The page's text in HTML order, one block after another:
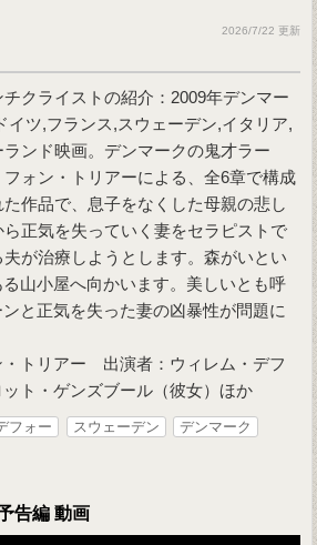
2026/7/22 更新
チクライストの紹介：2009年デンマー
イツ,フランス,スウェーデン,イタリア,
ランド映画。デンマークの鬼才ラー
フォン・トリアーによる、全6章で構成
た作品で、息子をなくした母親の悲し
ら正気を失っていく妻をセラピストで
夫が治療しようとします。森がいとい
山小屋へ向かいます。美しいとも呼
と正気を失った妻の凶暴性が問題に
・トリアー 出演者：ウィレム・デフ
ト・ゲンズブール（彼女）ほか
フォー スウェーデン
デンマーク
告編 動画